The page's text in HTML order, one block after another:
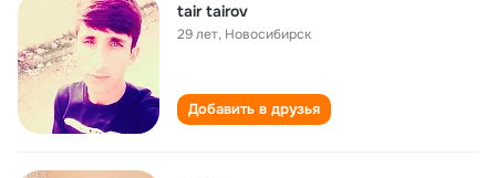
tair tairov
29 лет, Новосибирск
Добавить в друзья